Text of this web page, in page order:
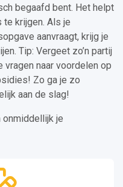
begaafd bent. Het helpt
krijgen. Als je
aanvraagt, krijg je
Tip: Vergeet zo’n partij
naar voordelen op
Zo ga je zo
aan de slag!
onmiddellijk je